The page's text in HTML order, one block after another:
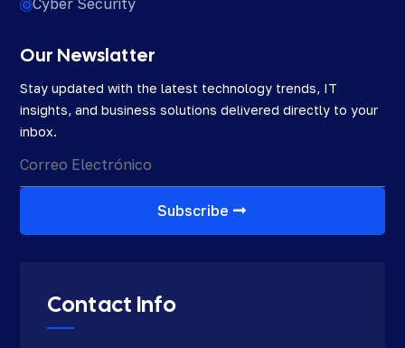

Our Newslatter
Stay updated with the latest technology trends, IT
insights, and business solutions delivered directly to your
inbox.
Subscribe
Contact Info